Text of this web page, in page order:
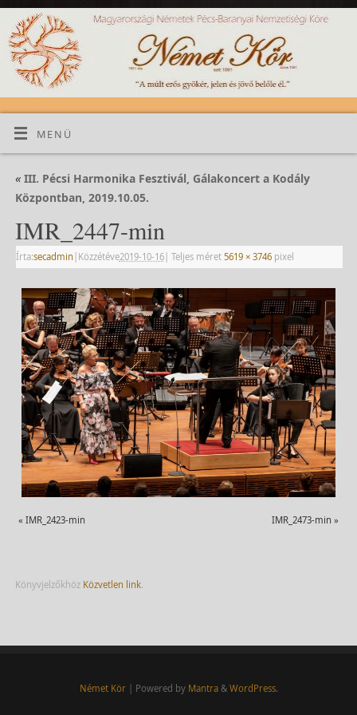
MENÜ
«III. Pécsi Harmonika Fesztivál, Gálakoncert a Kodály
Központban, 2019.10.05.
IMR_2447-min
Írta:secadmin | Közzétéve2019-10-16| Teljes méret 5619 × 3746pixel
« IMR_2423-min IMR_2473-min »
Könyvjelzőkhöz Közvetlen link.
Német Kör| Powered by Mantra& WordPress.